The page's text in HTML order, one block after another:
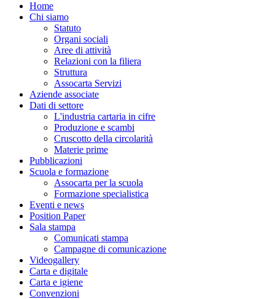
Home
Chi siamo
Statuto
Organi sociali
Aree di attività
Relazioni con la filiera
Struttura
Assocarta Servizi
Aziende associate
Dati di settore
L'industria cartaria in cifre
Produzione e scambi
Cruscotto della circolarità
Materie prime
Pubblicazioni
Scuola e formazione
Assocarta per la scuola
Formazione specialistica
Eventi e news
Position Paper
Sala stampa
Comunicati stampa
Campagne di comunicazione
Videogallery
Carta e digitale
Carta e igiene
Convenzioni